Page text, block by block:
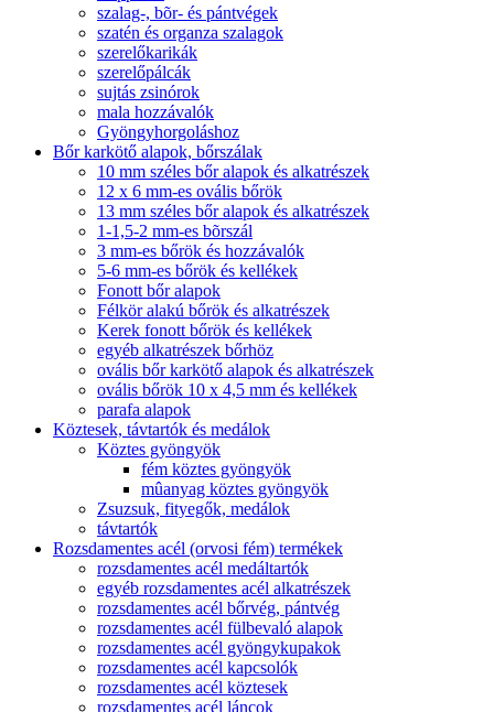
szalag-, bõr- és pántvégek
szatén és organza szalagok
szerelőkarikák
szerelőpálcák
sujtás zsinórok
mala hozzávalók
Gyöngyhorgoláshoz
Bőr karkötő alapok, bőrszálak
10 mm széles bőr alapok és alkatrészek
12 x 6 mm-es ovális bőrök
13 mm széles bőr alapok és alkatrészek
1-1,5-2 mm-es bõrszál
3 mm-es bőrök és hozzávalók
5-6 mm-es bőrök és kellékek
Fonott bőr alapok
Félkör alakú bőrök és alkatrészek
Kerek fonott bőrök és kellékek
egyéb alkatrészek bőrhöz
ovális bőr karkötő alapok és alkatrészek
ovális bőrök 10 x 4,5 mm és kellékek
parafa alapok
Köztesek, távtartók és medálok
Köztes gyöngyök
fém köztes gyöngyök
mûanyag köztes gyöngyök
Zsuzsuk, fityegők, medálok
távtartók
Rozsdamentes acél (orvosi fém) termékek
rozsdamentes acél medáltartók
egyéb rozsdamentes acél alkatrészek
rozsdamentes acél bőrvég, pántvég
rozsdamentes acél fülbevaló alapok
rozsdamentes acél gyöngykupakok
rozsdamentes acél kapcsolók
rozsdamentes acél köztesek
rozsdamentes acél láncok